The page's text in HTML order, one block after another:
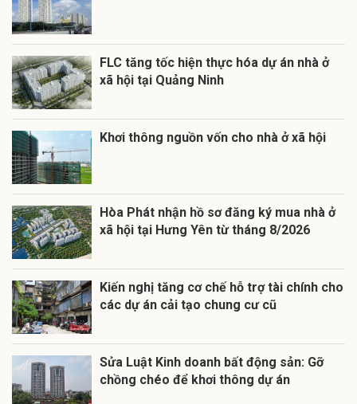
FLC tăng tốc hiện thực hóa dự án nhà ở
xã hội tại Quảng Ninh
Khơi thông nguồn vốn cho nhà ở xã hội
Hòa Phát nhận hồ sơ đăng ký mua nhà ở
xã hội tại Hưng Yên từ tháng 8/2026
Kiến nghị tăng cơ chế hỗ trợ tài chính cho
các dự án cải tạo chung cư cũ
Sửa Luật Kinh doanh bất động sản: Gỡ
chồng chéo để khơi thông dự án